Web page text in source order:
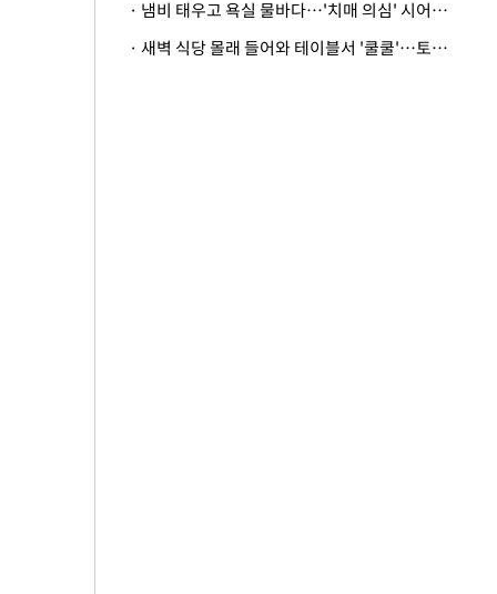
· 냄비 태우고 욕실 물바다…'치매 의심' 시어머니 검사 권유했다가 '날벼락'
· 새벽 식당 몰래 들어와 테이블서 '쿨쿨'…토사물 남기고 사라진 남성